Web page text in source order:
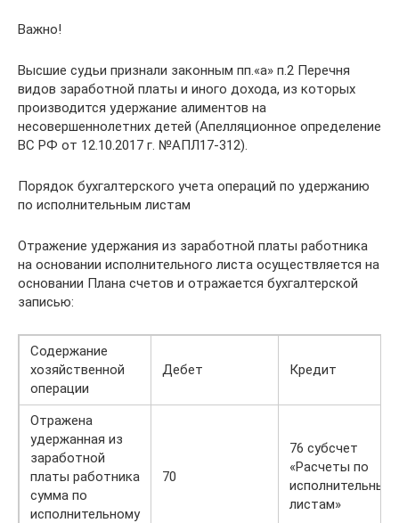
Важно!
Высшие судьи признали законным пп.«а» п.2 Перечня
видов заработной платы и иного дохода, из которых
производится удержание алиментов на
несовершеннолетних детей (Апелляционное определение
ВС РФ от 12.10.2017 г. №АПЛ17-312).
Порядок бухгалтерского учета операций по удержанию
по исполнительным листам
Отражение удержания из заработной платы работника
на основании исполнительного листа осуществляется на
основании Плана счетов и отражается бухгалтерской
записью:
Содержание
хозяйственной
операции
Дебет Кредит
Отражена
удержанная из
заработной
платы работника
сумма по
исполнительному
70
76 субсчет
«Расчеты по
исполнительным
листам»